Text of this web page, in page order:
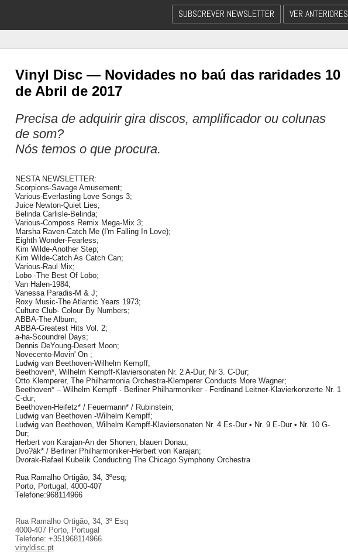
SUBSCREVER NEWSLETTER VER ANTERIORES
Vinyl Disc — Novidades no baú das raridades 10
de Abril de 2017
Precisa de adquirir gira discos, amplificador ou colunas
de som?
Nós temos o que procura.
NESTA NEWSLETTER:
Scorpions-Savage Amusement;
Various-Everlasting Love Songs 3;
Juice Newton-Quiet Lies;
Belinda Carlisle-Belinda;
Various-Composs Remix Mega-Mix 3;
Marsha Raven-Catch Me (I'm Falling In Love);
Eighth Wonder-Fearless;
Kim Wilde-Another Step;
Kim Wilde-Catch As Catch Can;
Various-Raul Mix;
Lobo -The Best Of Lobo;
Van Halen-1984;
Vanessa Paradis-M & J;
Roxy Music-The Atlantic Years 1973;
Culture Club- Colour By Numbers;
ABBA-The Album;
ABBA-Greatest Hits Vol. 2;
a-ha-Scoundrel Days;
Dennis DeYoung-Desert Moon;
Novecento-Movin' On ;
Ludwig van Beethoven-Wilhelm Kempff;
Beethoven*, Wilhelm Kempff-Klaviersonaten Nr. 2 A-Dur, Nr 3. C-Dur;
Otto Klemperer, The Philharmonia Orchestra-Klemperer Conducts More Wagner;
Beethoven* – Wilhelm Kempff · Berliner Philharmoniker · Ferdinand Leitner-Klavierkonzerte Nr. 1
C-dur;
Beethoven-Heifetz* / Feuermann* / Rubinstein;
Ludwig van Beethoven -Wilhelm Kempff;
Ludwig van Beethoven, Wilhelm Kempff-Klaviersonaten Nr. 4 Es-Dur • Nr. 9 E-Dur • Nr. 10 G-
Dur;
Herbert von Karajan-An der Shonen, blauen Donau;
Dvo?ák* / Berliner Philharmoniker-Herbert von Karajan;
Dvorak-Rafael Kubelik Conducting The Chicago Symphony Orchestra
Rua Ramalho Ortigão, 34, 3ºesq;
Porto, Portugal, 4000-407
Telefone:968114966
Rua Ramalho Ortigão, 34, 3º Esq
4000-407 Porto, Portugal
Telefone: +351968114966
vinyldisc.pt